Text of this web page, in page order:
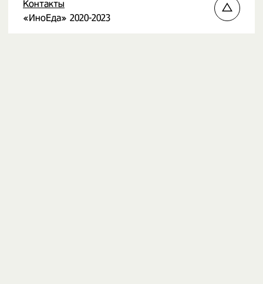
Контакты
«ИноЕда» 2020-2023